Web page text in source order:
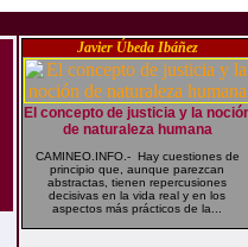
Javier Úbeda Ibáñez
El concepto de justicia y la
de naturaleza humana
CAMINEO.INFO.- Hay cuestiones de
principio que, aunque parezcan
abstractas, tienen repercusiones
decisivas en la vida real y en los
aspectos más prácticos de la...